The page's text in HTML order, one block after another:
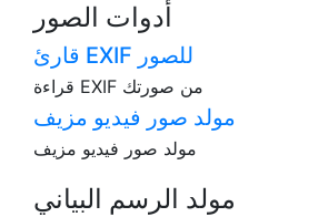
أدوات الصور
قارئ EXIF للصور
قراءة EXIF من صورتك
مولد صور فيديو مزيف
مولد صور فيديو مزيف
مولد الرسم البياني